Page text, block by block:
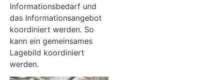
Informationsbedarf und
das Informationsangebot
koordiniert werden. So
kann ein gemeinsames
Lagebild koordiniert
werden.